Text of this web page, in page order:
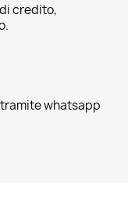
credito,
whatsapp